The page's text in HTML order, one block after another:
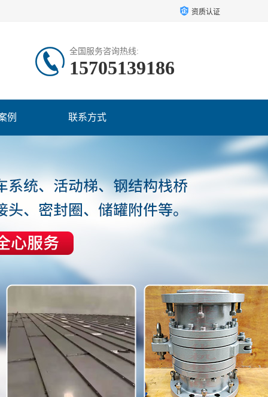
资质认证
全国服务咨询热线:
15705139186
例 联系方式